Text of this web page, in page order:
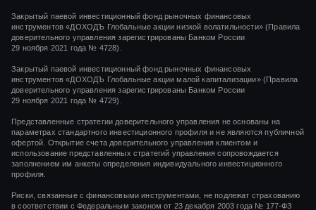
Закрытый паевой инвестиционный фонд рыночных финансовых
инструментов«ДОХОДЪ Глобальные акции низкой волатильности»(Правила
доверительного управления зарегистрированы Банком России
29 ноября 2021 года № 4728).
Закрытый паевой инвестиционный фонд рыночных финансовых
инструментов«ДОХОДЪ Глобальные акции малой капитализации»(Правила
доверительного управления зарегистрированы Банком России
29 ноября 2021 года № 4729).
Представленные стратегии доверительного управления не основаны на
параметрах стандартного инвестиционного профиля и не являются публичной
офертой. Открытие счета доверительного управления клиентом и
использование представленных стратегий управления сопровождается
заполнением им анкеты определения индивидуального инвестиционного
профиля.
Риски, связанные с финансовыми инструментами, не подлежат страхованию
в соответствии с Федеральным законом от 23 декабря 2003 года № 177-ФЗ